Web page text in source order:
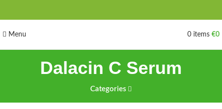
Menu 0 items €0
Dalacin C Serum
Categories